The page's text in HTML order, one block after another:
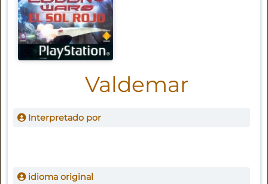
Valdemar
Interpretado por
idioma original